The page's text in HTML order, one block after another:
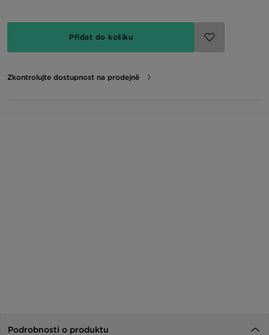
Přidat do košíku
Zkontrolujte dostupnost na prodejně
Podrobnosti o produktu